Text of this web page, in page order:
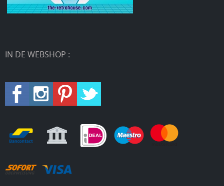
IN DE WEBSHOP :